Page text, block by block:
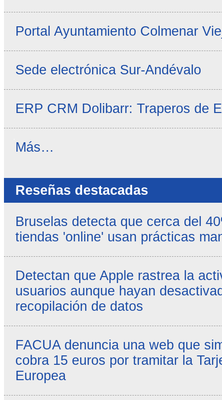
Portal Ayuntamiento Colmenar
Sede electrónica Sur-Andévalo
ERP CRM Dolibarr: Traperos de
Noticias
Más…
Reseñas destacadas
Bruselas detecta que cerca del
tiendas 'online' usan prácticas
Detectan que Apple rastrea la
usuarios aunque hayan
recopilación de datos
FACUA denuncia una web que
cobra 15 euros por tramitar la
Europea